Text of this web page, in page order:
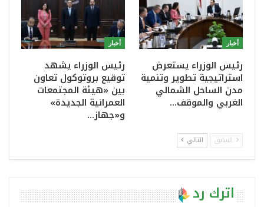
أخبار
رئيس الوزراء يستعرض
استراتيجية تطوير وتنمية
مدن الساحل الشمالي
الغربي والموقف…
أخبار
رئيس الوزراء يشهد
توقيع بروتوكول تعاون
بين «هيئة المجتمعات
العمرانية الجديدة»
و«جهاز…
السابق التالي
اترك رد